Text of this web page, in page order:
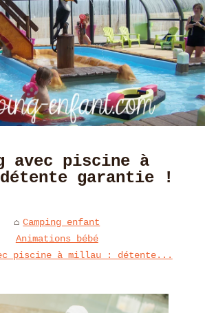
avec piscine à
garantie !
Camping enfant
Animations bébé
piscine à millau : détente...